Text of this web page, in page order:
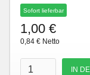
Sofort lieferbar
1,00 €
0,84 € Netto